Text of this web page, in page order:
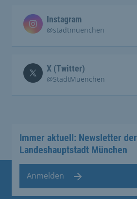
Instagram
@stadtmuenchen
X (Twitter)
@StadtMuenchen
Immer aktuell: Newsletter der
Landeshauptstadt München
Anmelden